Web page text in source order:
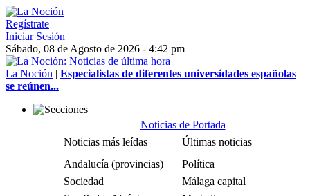
Regístrate
Iniciar Sesión
Sábado, 08 de Agosto de 2026 - 4:42 pm
La Noción | Especialistas de diferentes universidades españolas
se reúnen...
Noticias de Portada
Noticias más leídas
Últimas noticias
Andalucía (provincias)
Política
Sociedad
Málaga capital